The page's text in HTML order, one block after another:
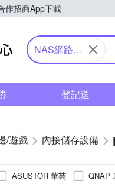
作招商App下載
Yahoo購物中心
NAS網路硬
登記送
/遊戲 內接儲存設備
ASUSTOR 華芸 QNAP